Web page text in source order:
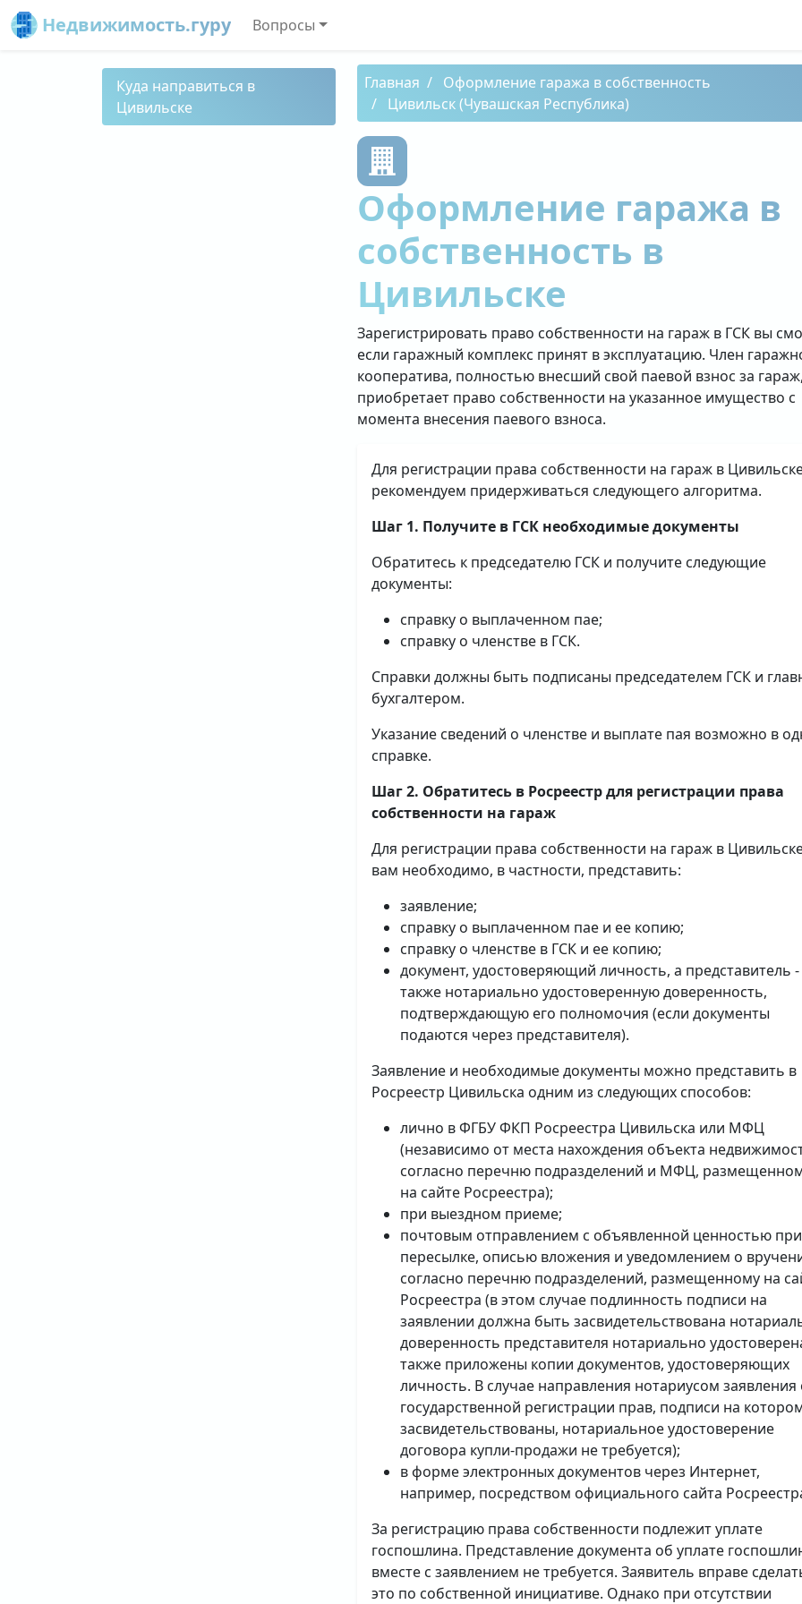
Недвижимость.гуру Вопросы
Куда направиться в
Цивильске
Главная
Оформление гаража в собственность
Цивильск (Чувашская Республика)
Оформление гаража в
собственность в
Цивильске
Зарегистрировать право собственности на гараж в ГСК вы
если гаражный комплекс принят в эксплуатацию. Член
кооператива, полностью внесший свой паевой взнос за гараж,
приобретает право собственности на указанное имущество с
момента внесения паевого взноса.
Для регистрации права собственности на гараж в
рекомендуем придерживаться следующего алгоритма.
Шаг 1. Получите в ГСК необходимые документы
Обратитесь к председателю ГСК и получите следующие
документы:
справку о выплаченном пае;
справку о членстве в ГСК.
Справки должны быть подписаны председателем ГСК и
бухгалтером.
Указание сведений о членстве и выплате пая возможно в
справке.
Шаг 2. Обратитесь в Росреестр для регистрации права
собственности на гараж
Для регистрации права собственности на гараж в
вам необходимо, в частности, представить:
заявление;
справку о выплаченном пае и ее копию;
справку о членстве в ГСК и ее копию;
документ, удостоверяющий личность, а представитель -
также нотариально удостоверенную доверенность,
подтверждающую его полномочия (если документы
подаются через представителя).
Заявление и необходимые документы можно представить в
Росреестр Цивильска одним из следующих способов:
лично в ФГБУ ФКП Росреестра Цивильска или МФЦ
(независимо от места нахождения объекта
согласно перечню подразделений и МФЦ,
на сайте Росреестра);
при выездном приеме;
почтовым отправлением с объявленной ценностью при
пересылке, описью вложения и уведомлением о
согласно перечню подразделений, размещенному на
Росреестра (в этом случае подлинность подписи на
заявлении должна быть засвидетельствована
доверенность представителя нотариально
также приложены копии документов, удостоверяющих
личность. В случае направления нотариусом заявления
государственной регистрации прав, подписи на
засвидетельствованы, нотариальное удостоверение
договора купли-продажи не требуется);
в форме электронных документов через Интернет,
например, посредством официального сайта
За регистрацию права собственности подлежит уплате
госпошлина. Представление документа об уплате
вместе с заявлением не требуется. Заявитель вправе
это по собственной инициативе. Однако при отсутствии